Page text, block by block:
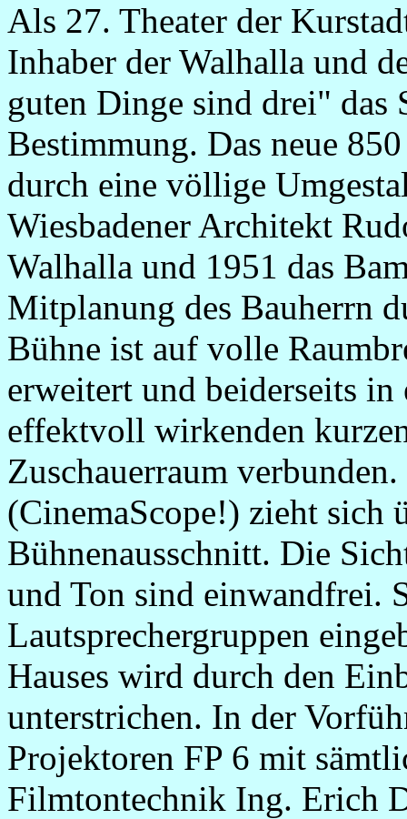
Als 27. Theater der
Inhaber der Walhalla und
guten Dinge sind drei" das
Bestimmung. Das neue
durch eine völlige
Wiesbadener Architekt
Walhalla und 1951 das
Mitplanung des Bauherrn
Bühne ist auf volle
erweitert und beiderseits
effektvoll wirkenden
Zuschauerraum
(CinemaScope!) zieht sich
Bühnenausschnitt. Die
und Ton sind einwandfrei.
Lautsprechergruppen
Hauses wird durch den
unterstrichen. In der
Projektoren FP 6 mit
Filmtontechnik Ing. Erich